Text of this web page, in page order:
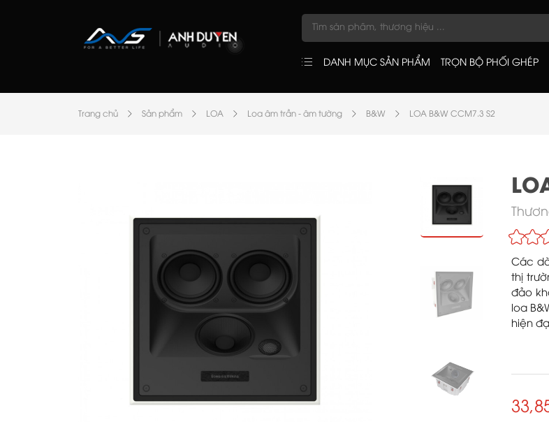
DANH MỤC SẢN PHẨM TRỌN BỘ PHỐI GHÉP
Trang chủ Sản phẩm LOA Loa âm trần - âm tường B&W LOA B&W CCM7.3 S2
Các
thị
đảo
loa
hiện